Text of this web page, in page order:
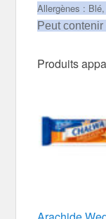
Allergènes :
Peut
Produits